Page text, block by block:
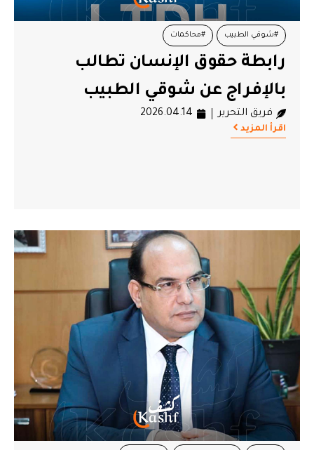
#شوقي الطبيب #محاكمات
رابطة حقوق الإنسان تطالب
بالإفراج عن شوقي الطبيب
فريق التحرير 2026.04.14
اقرأ المزيد